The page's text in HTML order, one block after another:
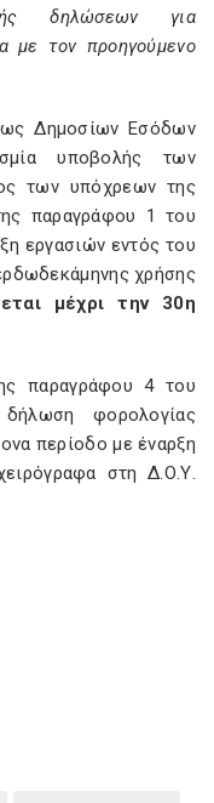
δηλώσεων για
με τον προηγούμενο
Δημοσίων Εσόδων
υποβολής των
των υπόχρεων της
παραγράφου 1 του
εργασιών εντός του
χρήσης
μέχρι την 30η
παραγράφου 4 του
φορολογίας
περίοδο με έναρξη
στη Δ.Ο.Υ.